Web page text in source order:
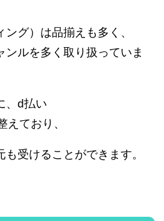
グ）は品揃えも多く、
ンルを多く取り扱っていま
、d払い
えており、
受けることができます。